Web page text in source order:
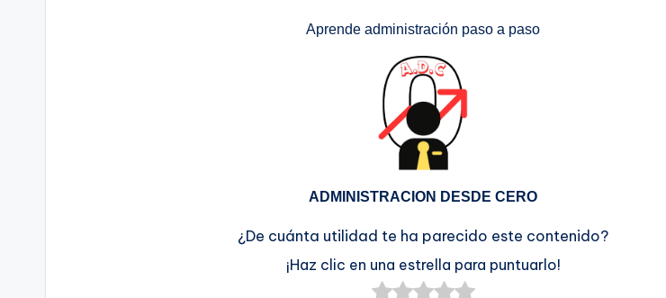
Aprende administración paso a paso
ADMINISTRACION DESDE CERO
¿De cuánta utilidad te ha parecido este contenido?
¡Haz clic en una estrella para puntuarlo!